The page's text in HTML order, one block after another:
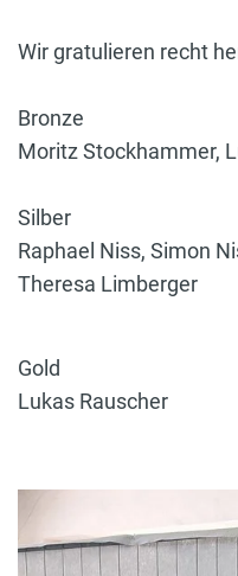
Wir gratulieren recht
Bronze
Moritz Stockhammer,
Silber
Raphael Niss, Simon
Theresa Limberger
Gold
Lukas Rauscher